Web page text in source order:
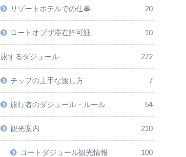
リゾートホテルでの仕事 20
ロードオブザ滞在許可証 10
旅するダジュール 272
チップの上手な渡し方 7
旅行者のダジュール・ルール 54
観光案内 210
コートダジュール観光情報 100